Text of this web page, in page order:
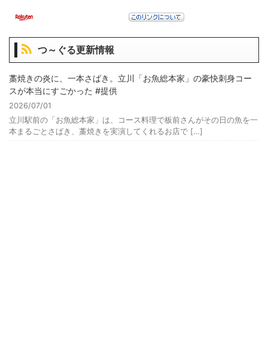
つ～ぐる更新情報
藁焼きの炎に、一本さばき。立川「お魚総本家」の豪快刺身コー
スが本当にすごかった #提供
2026/07/01
立川駅前の「お魚総本家」は、コース料理で板前さんがその日の魚を一
本まるごとさばき、藁焼きを実演してくれるお店で […]